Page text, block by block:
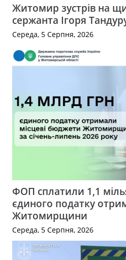
Житомир зустрів на
сержанта Ігоря
Середа, 5 Серпня, 2026
ФОП сплатили 1,1
єдиного податку
Житомирщини
Середа, 5 Серпня, 2026